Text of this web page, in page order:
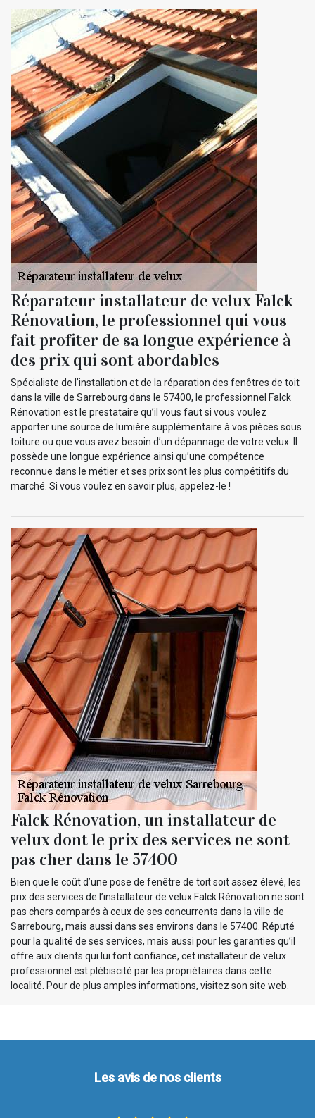
Réparateur installateur de velux Falck
Rénovation, le professionnel qui vous
fait profiter de sa longue expérience à
des prix qui sont abordables
Spécialiste de l’installation et de la réparation des fenêtres de toit
dans la ville de Sarrebourg dans le 57400, le professionnel Falck
Rénovation est le prestataire qu’il vous faut si vous voulez
apporter une source de lumière supplémentaire à vos pièces sous
toiture ou que vous avez besoin d’un dépannage de votre velux. Il
possède une longue expérience ainsi qu’une compétence
reconnue dans le métier et ses prix sont les plus compétitifs du
marché. Si vous voulez en savoir plus, appelez-le !
Falck Rénovation, un installateur de
velux dont le prix des services ne sont
pas cher dans le 57400
Bien que le coût d’une pose de fenêtre de toit soit assez élevé, les
prix des services de l’installateur de velux Falck Rénovation ne sont
pas chers comparés à ceux de ses concurrents dans la ville de
Sarrebourg, mais aussi dans ses environs dans le 57400. Réputé
pour la qualité de ses services, mais aussi pour les garanties qu’il
offre aux clients qui lui font confiance, cet installateur de velux
professionnel est plébiscité par les propriétaires dans cette
localité. Pour de plus amples informations, visitez son site web.
Les avis de nos clients